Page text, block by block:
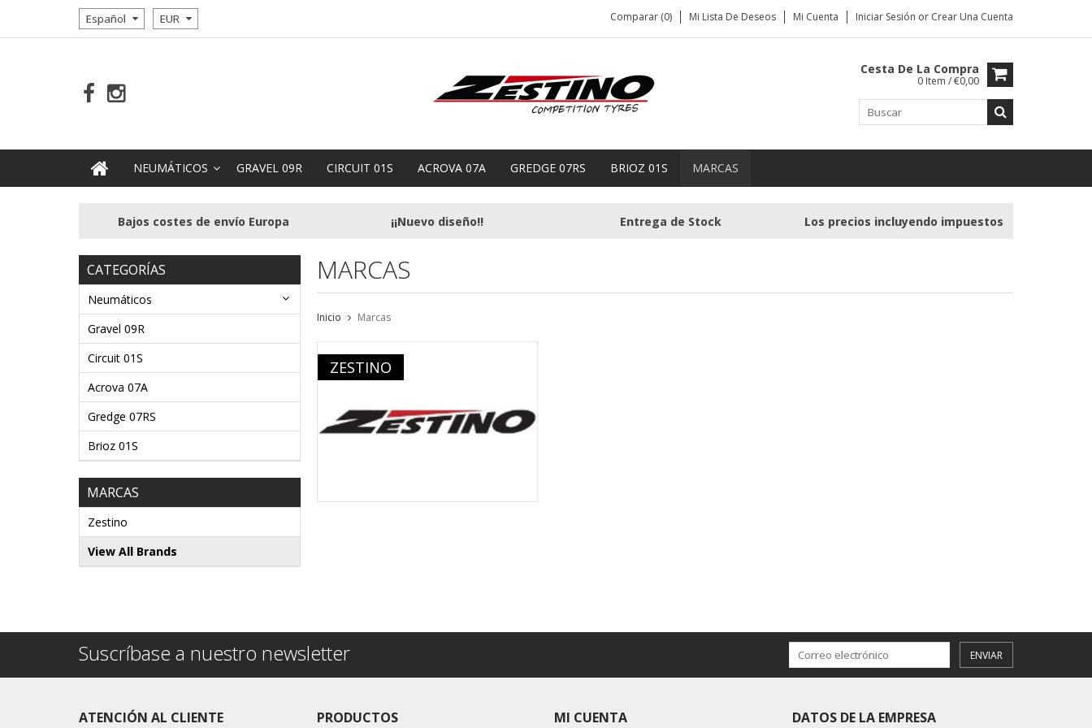
Español EUR Comparar (0) Mi Lista De Deseos Mi Cuenta Iniciar Sesión or Crear Una Cuenta
Cesta De La Compra
0 Item / €0,00
NEUMÁTICOS GRAVEL 09R CIRCUIT 01S ACROVA 07A GREDGE 07RS BRIOZ 01S MARCAS
Bajos costes de envío Europa ¡¡Nuevo diseño!! Entrega de Stock Los precios incluyendo impuestos
CATEGORÍAS
Neumáticos
Gravel 09R
Circuit 01S
Acrova 07A
Gredge 07RS
Brioz 01S
MARCAS
Zestino
View All Brands
MARCAS
Inicio Marcas
ZESTINO
Suscríbase a nuestro newsletter ENVIAR
ATENCIÓN AL CLIENTE PRODUCTOS MI CUENTA DATOS DE LA EMPRESA